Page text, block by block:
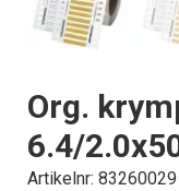
Org.
6.4/
Artikelnr: 83260029